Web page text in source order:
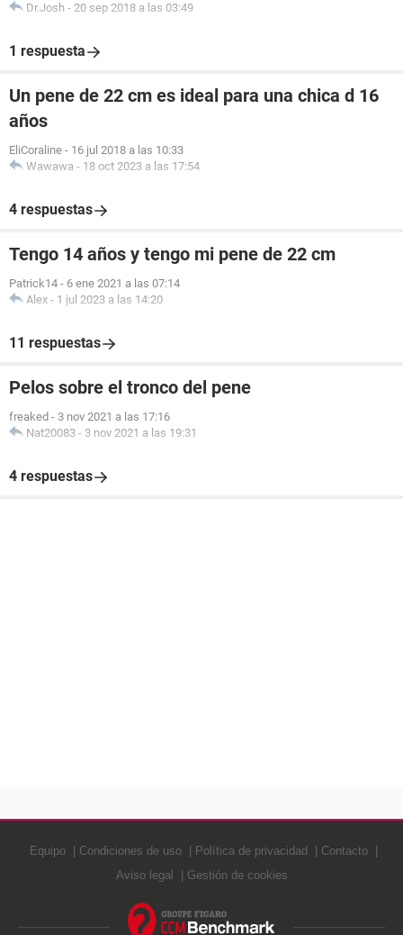
Dr.Josh - 20 sep 2018 a las 03:49
1 respuesta
Un pene de 22 cm es ideal para una chica d 16
años
EliCoraline - 16 jul 2018 a las 10:33
Wawawa - 18 oct 2023 a las 17:54
4 respuestas
Tengo 14 años y tengo mi pene de 22 cm
Patrick14 - 6 ene 2021 a las 07:14
Alex - 1 jul 2023 a las 14:20
11 respuestas
Pelos sobre el tronco del pene
freaked - 3 nov 2021 a las 17:16
Nat20083 - 3 nov 2021 a las 19:31
4 respuestas
Equipo Condiciones de uso Política de privacidad
Contacto
Aviso legal
Gestión de cookies